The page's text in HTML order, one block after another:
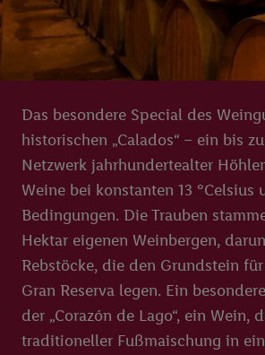
Das besondere Special des
historischen „Calados“ – ein bis
Netzwerk jahrhundertealter
Weine bei konstanten 13 °Celsius
Bedingungen. Die Trauben
Hektar eigenen Weinbergen,
Rebstöcke, die den Grundstein
Gran Reserva legen. Ein
der „Corazón de Lago“, ein Wein,
traditioneller Fußmaischung in